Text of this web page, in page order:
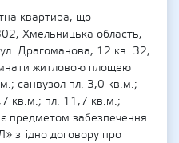
квартира, що
Хмельницька область,
Драгоманова, 12 кв. 32,
житловою площею
санвузол пл. 3,0 кв.м.;
кв.м.; пл. 11,7 кв.м.;
предметом забезпечення
згідно договору про